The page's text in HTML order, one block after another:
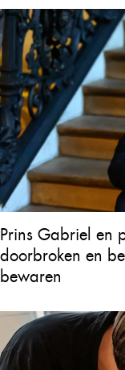
Prins Gabriel en
doorbroken en
bewaren